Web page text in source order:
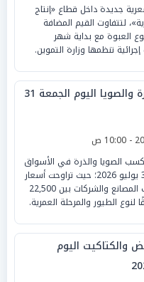
جديدة داخل قطاع «إنتاج
لتتفاوت القيم المضافة
العبوة مع بداية شهر
تنظمها وزارة التموين.
أسعار الأعلاف والذرة والصويا اليوم الجمعة 31
الصويا والذرة في الأسواق
المحلية اليوم الجمعة 31 يوليو 2026؛ حيث تراوحت أسعار
«بادي التسمين» بمختلف المصانع والشركات بين 22,500
والكتاكيت اليوم